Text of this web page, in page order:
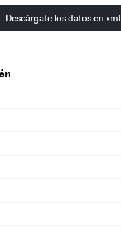
Descárgate los datos en xml